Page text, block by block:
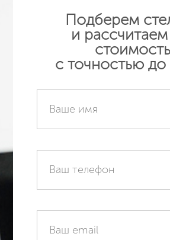
Подберем
и рассчитаем
стоимость
с точностью до